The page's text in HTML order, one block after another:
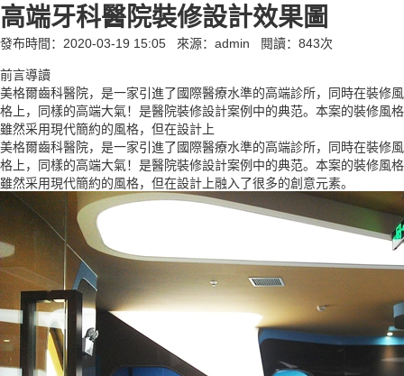
高端牙科醫院裝修設計效果圖
發布時間：2020-03-19 15:05 來源：admin 閱讀： 843次
前言導讀
美格爾齒科醫院，是一家引進了國際醫療水準的高端診所，同時在裝修風
格上，同樣的高端大氣！是醫院裝修設計案例中的典范。本案的裝修風格
雖然采用現代簡約的風格，但在設計上
美格爾齒科醫院，是一家引進了國際醫療水準的高端診所，同時在裝修風
格上，同樣的高端大氣！是醫院裝修設計案例中的典范。本案的裝修風格
雖然采用現代簡約的風格，但在設計上融入了很多的創意元素。